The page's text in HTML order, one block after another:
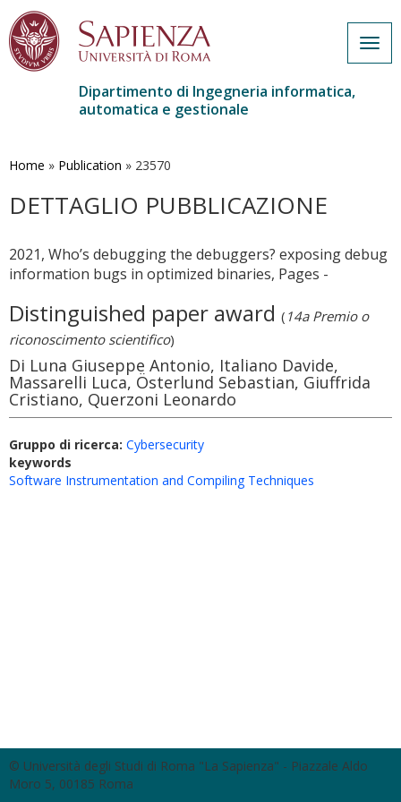
contenuto
Dipartimento di Ingegneria informatica,
automatica e gestionale
Home » Publication » 23570
DETTAGLIO PUBBLICAZIONE
2021, Who’s debugging the debuggers? exposing debug
information bugs in optimized binaries, Pages -
Distinguished paper award ( 14a Premio o
riconoscimento scientifico)
Di Luna Giuseppe Antonio, Italiano Davide,
Massarelli Luca, Österlund Sebastian, Giuffrida
Cristiano, Querzoni Leonardo
Gruppo di ricerca: Cybersecurity
keywords
Software Instrumentation and Compiling Techniques
© Università degli Studi di Roma "La Sapienza" - Piazzale Aldo
Moro 5, 00185 Roma